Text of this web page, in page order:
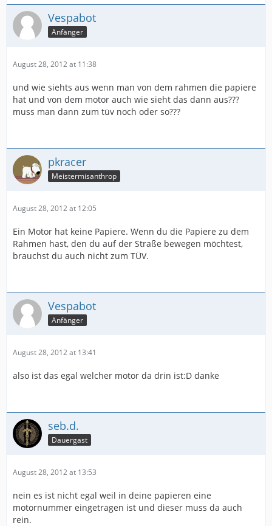
Vespabot
Anfänger
August 28, 2012 at 11:38
und wie siehts aus wenn man von dem rahmen die papiere
hat und von dem motor auch wie sieht das dann aus???
muss man dann zum tüv noch oder so???
pkracer
Meistermisanthrop
August 28, 2012 at 12:05
Ein Motor hat keine Papiere. Wenn du die Papiere zu dem
Rahmen hast, den du auf der Straße bewegen möchtest,
brauchst du auch nicht zum TÜV.
Vespabot
Anfänger
August 28, 2012 at 13:41
also ist das egal welcher motor da drin ist:D danke
seb.d.
Dauergast
August 28, 2012 at 13:53
nein es ist nicht egal weil in deine papieren eine
motornummer eingetragen ist und dieser muss da auch
rein.